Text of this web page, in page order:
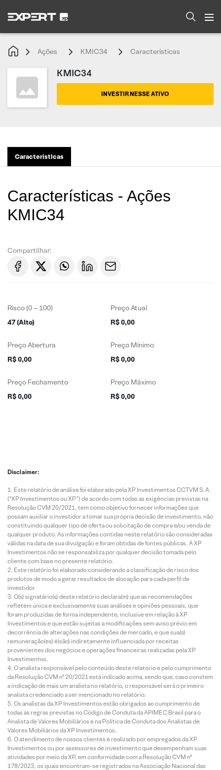
Ações KMIC34 Características
KMIC34
INVESTIR NESSE ATIVO
Características
Características - Ações
KMIC34
Compartilhar:
Risco (0 – 100)
47 (Alto)
Preço Atual
R$ 0,00
Preço Abertura
R$ 0,00
Preço Mínimo
R$ 0,00
Preço Fechamento
R$ 0,00
Preço Máximo
R$ 0,00
Disclaimer:
Este relatório de análise foi elaborado pela XP Investimentos CCTVM S.A.
(“XP Investimentos ou XP”) de acordo com todas as exigências previstas na
Resolução CVM 20/2021, tem como objetivo fornecer informações que
possam auxiliar o investidor a tomar sua própria decisão de investimento, não
constituindo qualquer tipo de oferta ou solicitação de compra e/ou venda de
qualquer produto. As informações contidas neste relatório são consideradas
válidas na data de sua divulgação e foram obtidas de fontes públicas. A XP
Investimentos não se responsabiliza por qualquer decisão tomada pelo
cliente com base no presente relatório.
Este relatório foi elaborado considerando a classificação de risco dos
produtos de modo a gerar resultados de alocação para cada perfil de
investidor.
O(s) signatário(s) deste relatório declara(m) que as recomendações
refletem única e exclusivamente suas análises e opiniões pessoais, que
foram produzidas de forma independente, inclusive em relação à XP
Investimentos e que estão sujeitas a modificações sem aviso prévio em
decorrência de alterações nas condições de mercado, e que sua(s)
remuneração(es) é(são) indiretamente influenciada por receitas
provenientes dos negócios e operações financeiras realizadas pela XP
Investimentos.
O analista responsável pelo conteúdo deste relatório e pelo cumprimento
da Resolução CVM nº 20/2021 está indicado acima, sendo que, caso constem
a indicação de mais um analista no relatório, o responsável será o primeiro
analista credenciado a ser mencionado no relatório.
Os analistas da XP Investimentos estão obrigados ao cumprimento de
todas as regras previstas no Código de Conduta da APIMEC Brasil para o
Analista de Valores Mobiliários e na Política de Conduta dos Analistas de
Valores Mobiliários da XP Investimentos.
O atendimento de nossos clientes é realizado por empregados da XP
Investimentos ou por assessores de investimento que desempenham suas
atividades por meio da XP, em conformidade com a Resolução CVM nº
178/2023, os quais encontram-se registrados na Associação Nacional das